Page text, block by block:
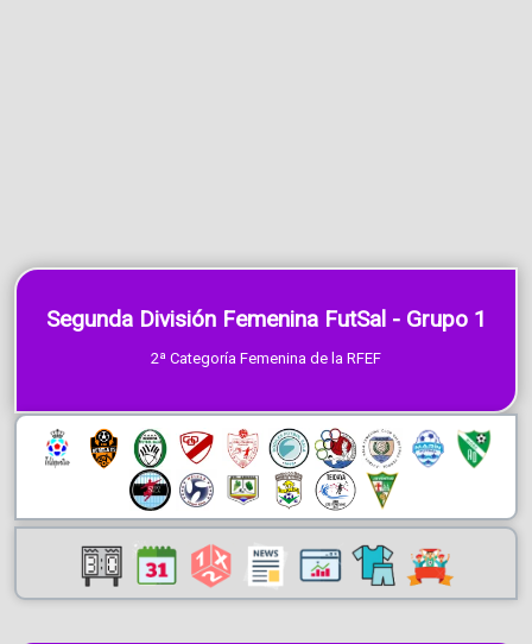
Segunda División Femenina FutSal - Grupo 1
2ª Categoría Femenina de la RFEF